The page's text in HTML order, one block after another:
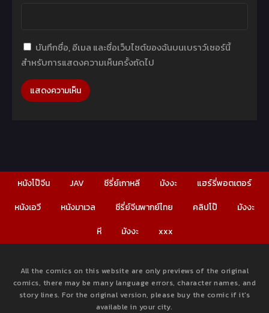
บันทึกชื่อ, อีเมล และชื่อเว็บไซต์ของฉันบนเบราว์เซอร์นี้
สำหรับการแสดงความเห็นครั้งถัดไป
หนังโป๊จีน JAV ซีรี่ย์เกาหลี มังงะ
แฮร์รี่พอตเตอร์
หนังเอวี
หนังมาเวล ซีรี่ย์จีนพากย์ไทย คลิปโป๊
มังงะ
หี
มังงะ xxx
All the comics on this website are only previews of the original
comics, there may be many language errors, character names, and
story lines. For the original version, please buy the comic if it's
available in your city.